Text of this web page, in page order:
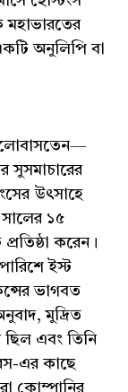
মহাভারতের
অনুলিপি বা
সুসমাচারের
উৎসাহে
১৫
করেন।
ইস্ট
ভাগবত
মুদ্রিত
ছিল এবং তিনি
এর কাছে
কোম্পানির